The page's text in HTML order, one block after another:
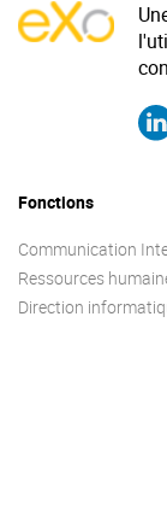
Fonctions
Communication
Ressources
Direction